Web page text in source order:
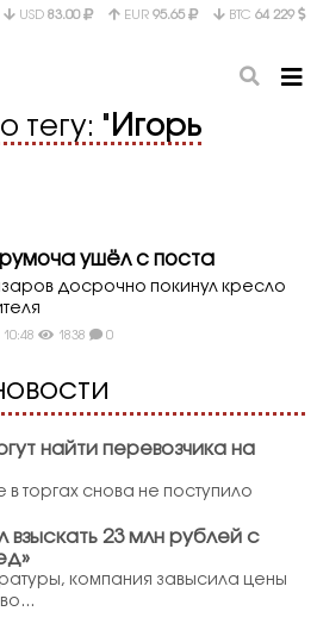
USD 83.00 EUR 95.65 BTC 64 229
тегу: " Игорь
ушёл с поста
досрочно покинул кресло
1838 0
найти перевозчика на
в торгах снова не поступило
взыскать 23 млн рублей с
компания завысила цены